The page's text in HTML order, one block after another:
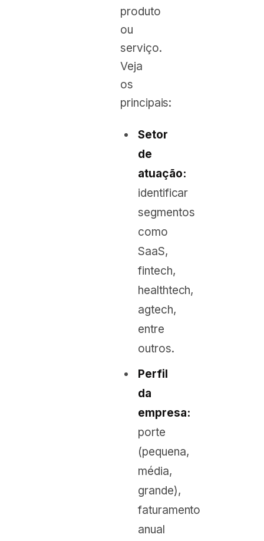
produto
ou
serviço.
Veja
os
principais:
Setor
de
atuação:
identificar
segmentos
como
SaaS,
fintech,
healthtech,
agtech,
entre
outros.
Perfil
da
empresa:
porte
(pequena,
média,
grande),
faturamento
anual